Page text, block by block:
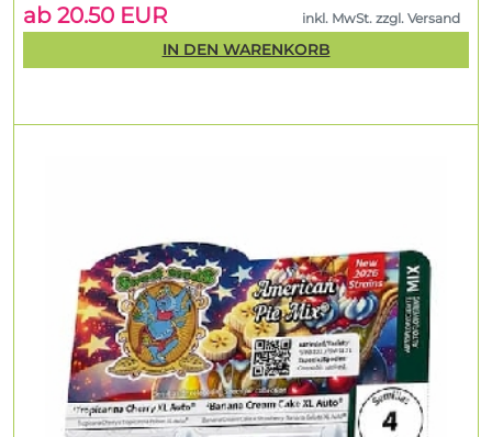
ab 20.50 EUR
inkl. MwSt. zzgl. Versand
IN DEN WARENKORB